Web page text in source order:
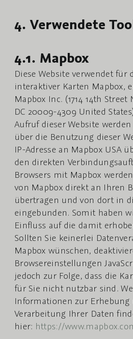
4. Verwendete
4.1. Mapbox
Diese Website verwendet für
interaktiver Karten Mapbox,
Mapbox Inc. (1714 14th
DC 20009-4309 United
Aufruf dieser Website
über die Benutzung dieser
IP-Adresse an Mapbox USA
den direkten
Browsers mit Mapbox
von Mapbox direkt an Ihren
übertragen und von dort in
eingebunden. Somit haben
Einfluss auf die damit
Sollten Sie keinerlei
Mapbox wünschen,
Browsereinstellungen
jedoch zur Folge, dass die
für Sie nicht nutzbar sind.
Informationen zur Erhebung
Verarbeitung Ihrer Daten
hier: https://